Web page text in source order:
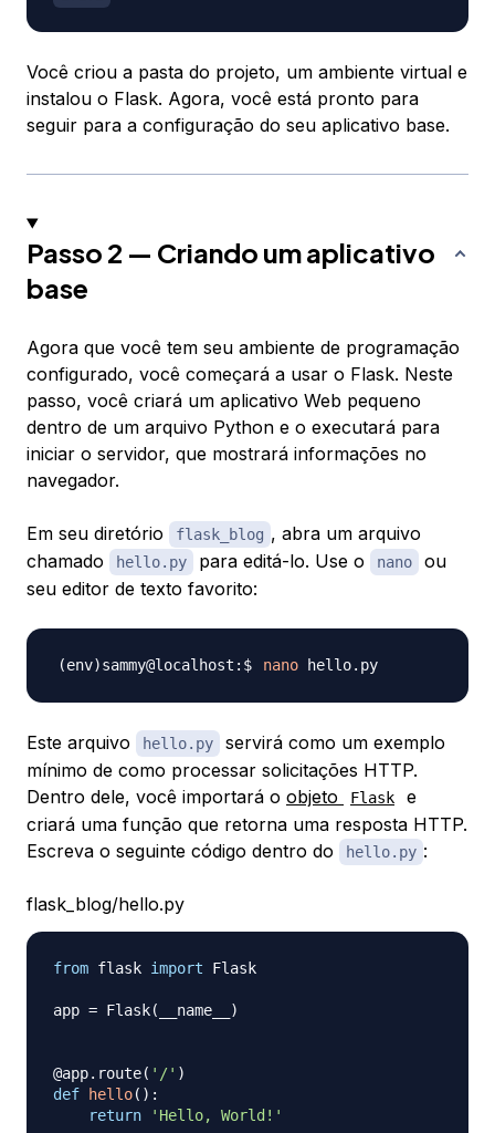
Você criou a pasta do projeto, um ambiente virtual e
instalou o Flask. Agora, você está pronto para
seguir para a configuração do seu aplicativo base.
Passo 2 — Criando um aplicativo
base
Agora que você tem seu ambiente de programação
configurado, você começará a usar o Flask. Neste
passo, você criará um aplicativo Web pequeno
dentro de um arquivo Python e o executará para
iniciar o servidor, que mostrará informações no
navegador.
Em seu diretório flask_blog , abra um arquivo
chamado
hello.py para editá-lo. Use o nano
ou
seu editor de texto favorito:
nano
Este arquivo hello.py
servirá como um exemplo
mínimo de como processar solicitações HTTP.
Dentro dele, você importará o objeto Flask
e
criará uma função que retorna uma resposta HTTP.
Escreva o seguinte código dentro do
hello.py :
flask_blog/hello.py
from flask import Flask
app = Flask( __name__ )
@app. route( '/' )
def
hello( ) :
return
'Hello, World!'